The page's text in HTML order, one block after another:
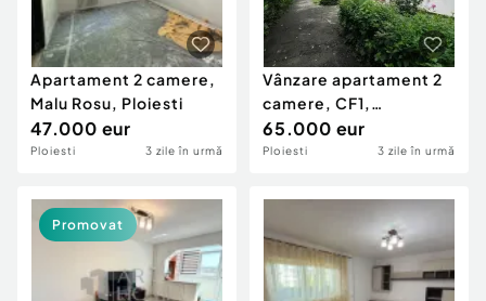
Apartament 2 camere,
Malu Rosu, Ploiesti
47.000 eur
Ploiesti 3 zile în urmă
Vânzare apartament 2
camere, CF1,
semidecomandat, zona
N...
65.000 eur
Ploiesti 3 zile în urmă
Promovat